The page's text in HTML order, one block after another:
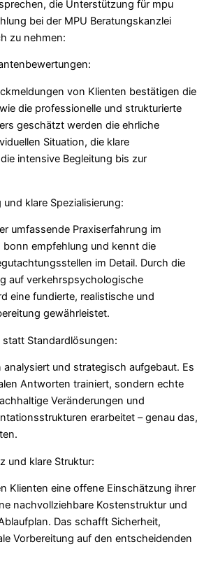
die Unterstützung für mpu
bei der MPU Beratungskanzlei
zu nehmen:
von Klienten bestätigen die
die professionelle und strukturierte
geschätzt werden die ehrliche
Situation, die klare
intensive Begleitung bis zur
klare Spezialisierung:
umfassende Praxiserfahrung im
bonn empfehlung und kennt die
im Detail. Durch die
auf verkehrspsychologische
eine fundierte, realistische und
gewährleistet.
statt Standardlösungen:
analysiert und strategisch aufgebaut. Es
Antworten trainiert, sondern echte
Veränderungen und
erarbeitet – genau das,
und klare Struktur:
Klienten eine offene Einschätzung ihrer
nachvollziehbare Kostenstruktur und
Das schafft Sicherheit,
Vorbereitung auf den entscheidenden